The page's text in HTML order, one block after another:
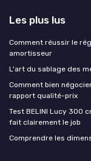
Les plus lus
Comment réussir le
amortisseur
L'art du sablage des
Comment bien
rapport qualité-prix
Test BELINI Lucy 300
fait clairement le job
Comprendre les